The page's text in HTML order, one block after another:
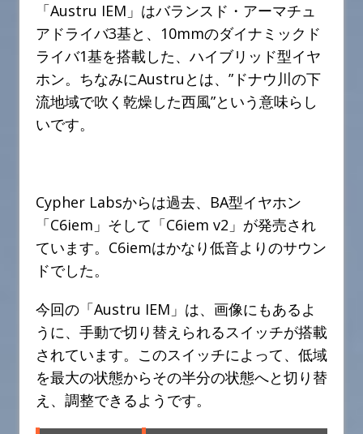
it
te
r
c
e
b
o
e
n
a
e i c
k
et
「Austru IEM」はバランスド・アーマチュ
アドライバ3基と、10mmのダイナミックド
ライバ1基を搭載した、ハイブリッド型イヤ
ホン。ちなみにAustruとは、”ドナウ川の下
流地域で吹く乾燥した西風”という意味らし
いです。
Cypher Labsからは過去、BA型イヤホン
「C6iem」そして「C6iem v2」が発売され
ています。C6iemはかなり低音よりのサウン
ドでした。
今回の「Austru IEM」は、画像にもあるよ
うに、手動で切り替えられるスイッチが搭載
されています。このスイッチによって、低域
を最大の状態からその半分の状態へと切り替
え、調整できるようです。